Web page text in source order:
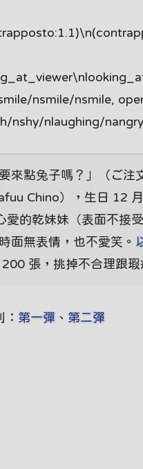
nsmile/nsmile,
nshy/nlaughing/
來點兔子嗎？」（ご
Chino），生日 12
的乾妹妹（表面不接
面無表情，也不愛笑。
張，挑掉不合理跟
： 第一彈 、 第二彈